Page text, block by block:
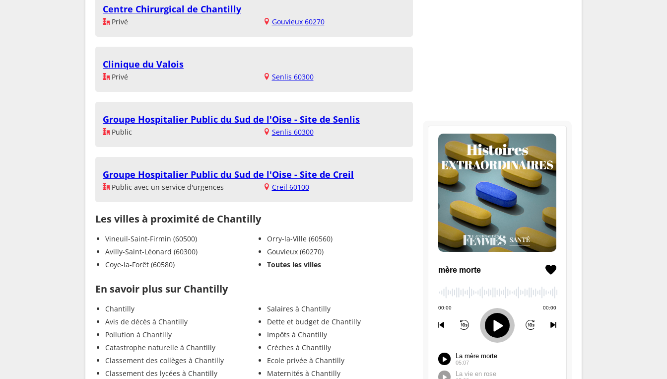
Centre Chirurgical de Chantilly
Privé Gouvieux 60270
Clinique du Valois
Privé Senlis 60300
Groupe Hospitalier Public du Sud de l'Oise - Site de Senlis
Public Senlis 60300
Groupe Hospitalier Public du Sud de l'Oise - Site de Creil
Public avec un service d'urgences Creil 60100
Les villes à proximité de Chantilly
Vineuil-Saint-Firmin (60500)
Avilly-Saint-Léonard (60300)
Coye-la-Forêt (60580)
Orry-la-Ville (60560)
Gouvieux (60270)
Toutes les villes
En savoir plus sur Chantilly
Chantilly
Avis de décès à Chantilly
Pollution à Chantilly
Catastrophe naturelle à Chantilly
Classement des collèges à Chantilly
Classement des lycées à Chantilly
Salaires à Chantilly
Dette et budget de Chantilly
Impôts à Chantilly
Crèches à Chantilly
Ecole privée à Chantilly
Maternités à Chantilly